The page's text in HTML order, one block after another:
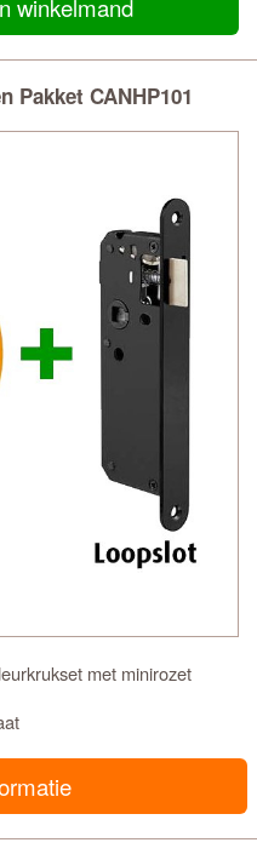
winkelmand
Pakket CANHP101
met minirozet